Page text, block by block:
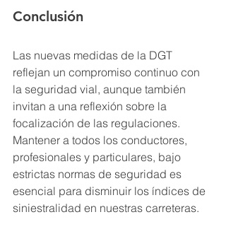
Conclusión
Las nuevas medidas de la DGT
reflejan un compromiso continuo con
la seguridad vial, aunque también
invitan a una reflexión sobre la
focalización de las regulaciones.
Mantener a todos los conductores,
profesionales y particulares, bajo
estrictas normas de seguridad es
esencial para disminuir los índices de
siniestralidad en nuestras carreteras.